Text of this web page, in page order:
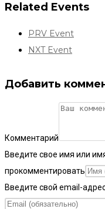
Related Events
PRV Event
NXT Event
Добавить
Комментарий
Введите свое имя или
прокомментировать
Введите свой email-